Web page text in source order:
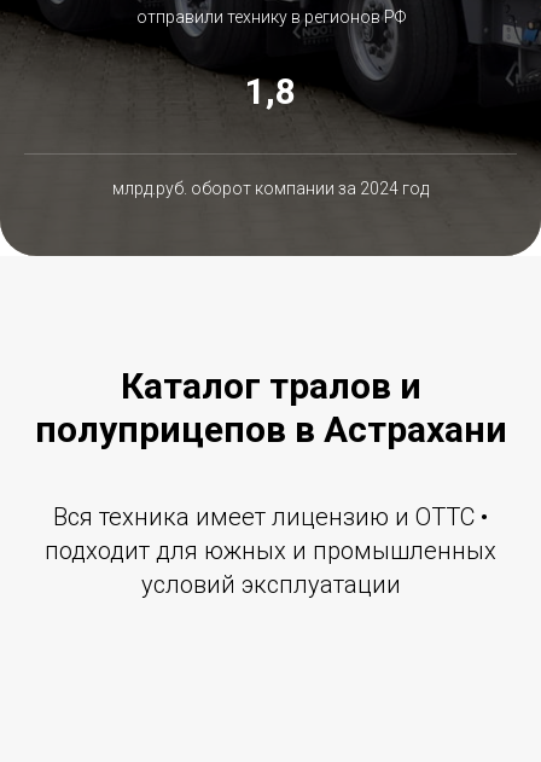
отправили технику в регионов РФ
1,8
млрд.руб. оборот компании за 2024 год
Каталог тралов и
полуприцепов в Астрахани
Вся техника имеет лицензию и ОТТС •
подходит для южных и промышленных
условий эксплуатации